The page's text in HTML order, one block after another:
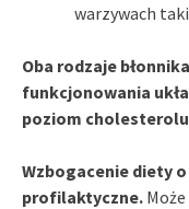
warzywach
Oba rodzaje
funkcjonowania
poziom
Wzbogacenie diety o
profilaktyczne.